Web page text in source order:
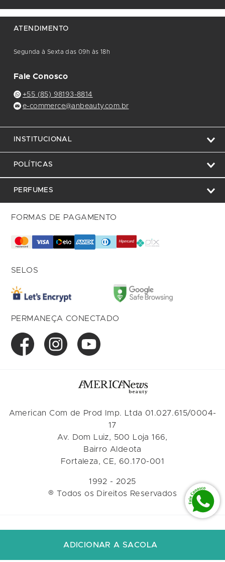
ATENDIMENTO
Segunda à Sexta das 09h às 18h
Fale Conosco
+55 (85) 98193-8814
e-commerce@anbeauty.com.br
INSTITUCIONAL
POLÍTICAS
PERFUMES
FORMAS DE PAGAMENTO
SELOS
PERMANEÇA CONECTADO
American Com de Prod Imp. Ltda 01.027.615/0004-
17
Av. Dom Luiz, 500 Loja 166,
Bairro Aldeota
Fortaleza, CE, 60.170-001
1992 - 2025
® Todos os Direitos Reservados